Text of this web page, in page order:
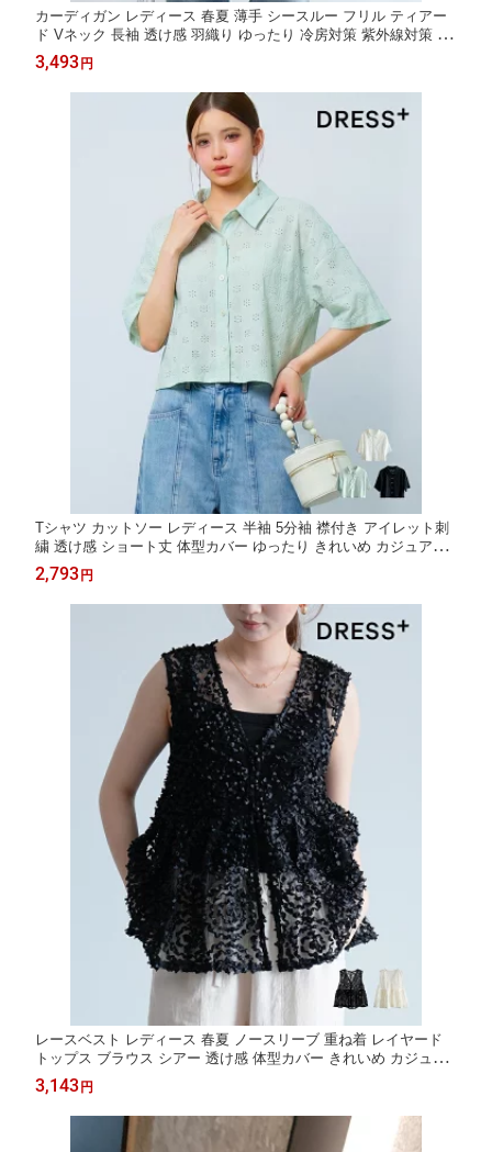
カーディガン レディース 春夏 薄手 シースルー フリル ティアー
ド Vネック 長袖 透け感 羽織り ゆったり 冷房対策 紫外線対策 UV
対策 サマーカーディガン オフィスカジュアル 通勤 春 夏 秋
3,493円
Tシャツ カットソー レディース 半袖 5分袖 襟付き アイレット刺
繍 透け感 ショート丈 体型カバー ゆったり きれいめ カジュアル
オフィス 通勤 春 夏 春夏 オフホワイト ミント ブラック 重
2,793円
レースベスト レディース 春夏 ノースリーブ 重ね着 レイヤード
トップス ブラウス シアー 透け感 体型カバー きれいめ カジュア
ル オフィス 前開き 羽織り ジレ タンクトップ ポリエステル
3,143円